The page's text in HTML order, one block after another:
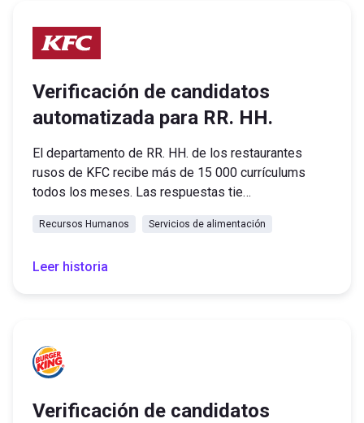
Verificación de candidatos
automatizada para RR. HH.
El departamento de RR. HH. de los restaurantes
rusos de KFC recibe más de 15 000 currículums
todos los meses. Las respuestas tie…
Recursos Humanos Servicios de alimentación
Leer historia
Verificación de candidatos